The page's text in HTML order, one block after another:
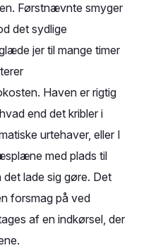
Førstnævnte smyger
det sydlige
jer til mange timer
Haven er rigtig
end det kribler i
urtehaver, eller I
med plads til
lade sig gøre. Det
forsmag på ved
af en indkørsel, der